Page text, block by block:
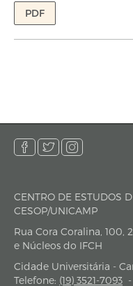
PDF
endereço
CENTRO DE ESTUDOS
CESOP/UNICAMP
Rua Cora Coralina, 100,
e Núcleos do IFCH
Cidade Universitária -
Telefone: (19) 3521-7093 -